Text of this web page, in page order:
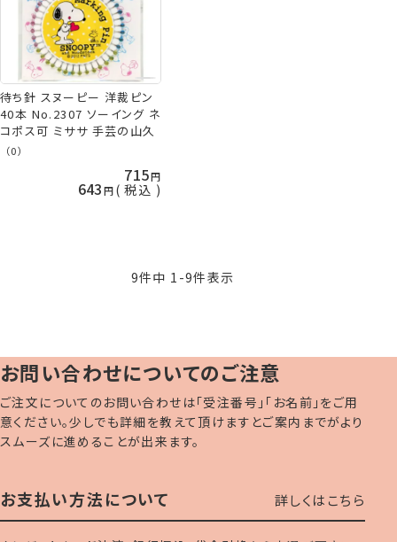
待ち針 スヌーピー 洋裁ピン
40本 No.2307 ソーイング ネ
コポス可 ミササ 手芸の山久
（0）
715
643 税込
9件中 1 -9件表示
お問い合わせについてのご注意
ご注文についてのお問い合わせは「受注番号」「お名前」をご用
意ください。少しでも詳細を教えて頂けますとご案内までがより
スムーズに進めることが出来ます。
お支払い方法について 詳しくはこちら